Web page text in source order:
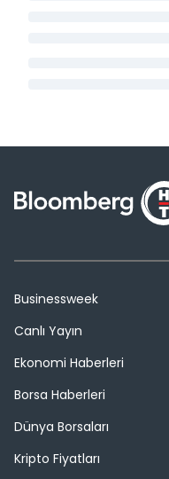
Businessweek
Canlı Yayın
Ekonomi Haberleri
Borsa Haberleri
Dünya Borsaları
Kripto Fiyatları